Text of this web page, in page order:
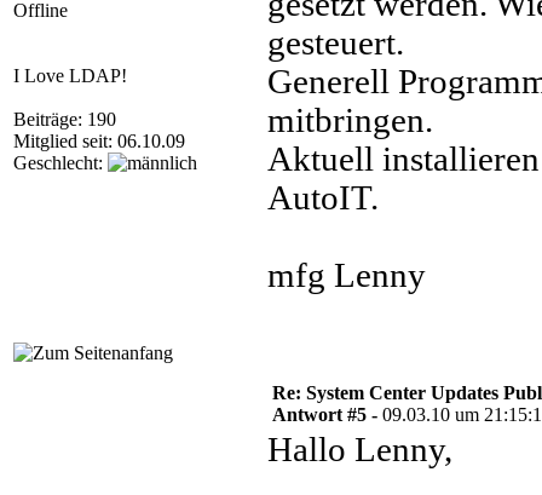
Offline
I Love LDAP!
Beiträge: 190
Mitglied seit: 06.10.09
Geschlecht:
gesteuert.
Generell
mitbringen.
Aktuell
AutoIT.
mfg Lenny
Re: System Center Updates
Antwort #5 - 09.03.10 um
Hallo Lenny,